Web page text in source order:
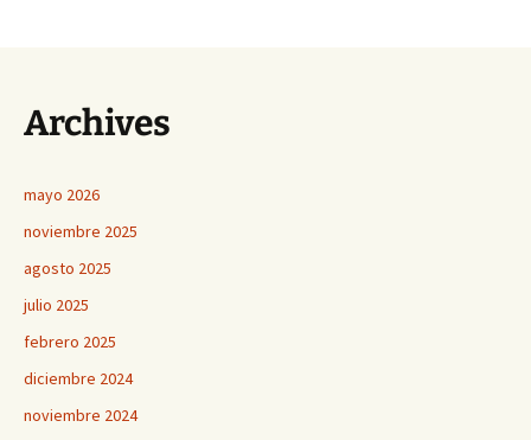
entradas
Archives
mayo 2026
noviembre 2025
agosto 2025
julio 2025
febrero 2025
diciembre 2024
noviembre 2024